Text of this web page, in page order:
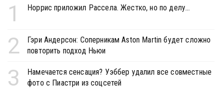
1 Норрис приложил Рассела. Жестко, но по делу...
2
Гэри Андерсон: Соперникам Aston Martin будет сложно
повторить подход Ньюи
3
Намечается сенсация? Уэббер удалил все совместные
фото с Пиастри из соцсетей